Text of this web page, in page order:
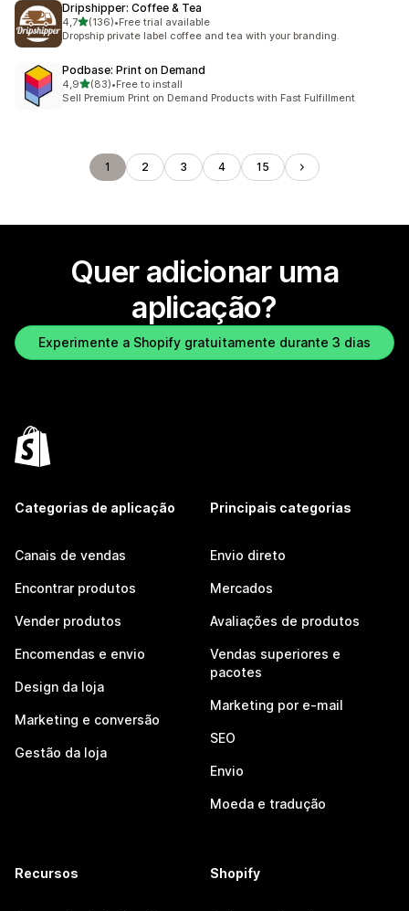
Dripshipper: Coffee & Tea
4,7de 5 estrelas
(136)
136 total de avaliações
•Free trial available
Dropship private label coffee and tea with your branding.
Podbase: Print on Demand
4,9de 5 estrelas
(83)
83 total de avaliações
•Free to install
Sell Premium Print on Demand Products with Fast Fulfillment
1 2 3 4 15
Quer adicionar uma
aplicação?
Experimente a Shopify gratuitamente durante 3 dias
Categorias de aplicação
Canais de vendas
Encontrar produtos
Vender produtos
Encomendas e envio
Design da loja
Marketing e conversão
Gestão da loja
Principais categorias
Envio direto
Mercados
Avaliações de produtos
Vendas superiores e
pacotes
Marketing por e-mail
SEO
Envio
Moeda e tradução
Recursos Shopify